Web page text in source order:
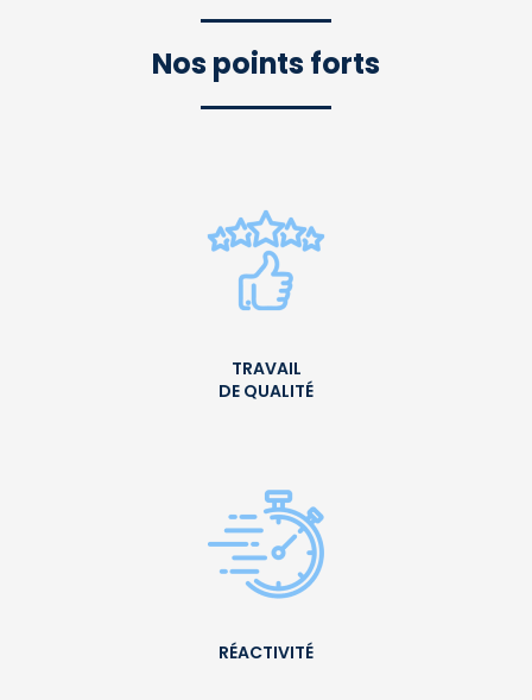
Nos points forts
TRAVAIL
DE QUALITÉ
RÉACTIVITÉ